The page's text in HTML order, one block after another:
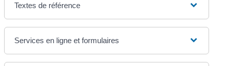
Textes de référence
Services en ligne et formulaires